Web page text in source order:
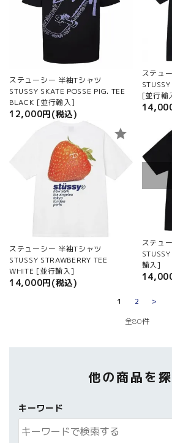
ステューシー 半袖Tシャツ
STUSSY SKATE POSSE PIG. TEE
BLACK [並行輸入]
12,000円(税込)
ステュ
[並行輸
ステューシー 半袖Tシャツ
STUSSY STRAWBERRY TEE
WHITE [並行輸入]
14,000円(税込)
star
ステュ
輸入]
1 2
>
全80件
他の商品を
キーワード